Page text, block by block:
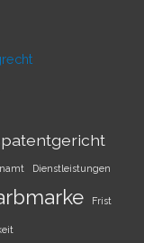
Dienstleistungen
Frist